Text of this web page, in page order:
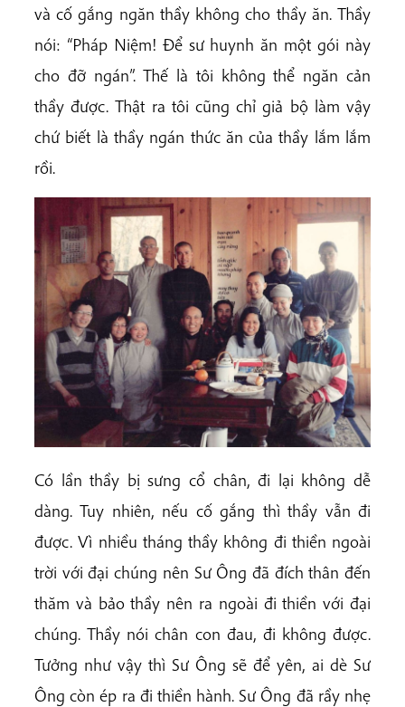
và cố gắng ngăn thầy không cho thầy ăn. Thầy
nói: “Pháp Niệm! Để sư huynh ăn một gói này
cho đỡ ngán”. Thế là tôi không thể ngăn cản
thầy được. Thật ra tôi cũng chỉ giả bộ làm vậy
chứ biết là thầy ngán thức ăn của thầy lắm lắm
rồi.
Có lần thầy bị sưng cổ chân, đi lại không dễ
dàng. Tuy nhiên, nếu cố gắng thì thầy vẫn đi
được. Vì nhiều tháng thầy không đi thiền ngoài
trời với đại chúng nên Sư Ông đã đích thân đến
thăm và bảo thầy nên ra ngoài đi thiền với đại
chúng. Thầy nói chân con đau, đi không được.
Tưởng như vậy thì Sư Ông sẽ để yên, ai dè Sư
Ông còn ép ra đi thiền hành. Sư Ông đã rầy nhẹ